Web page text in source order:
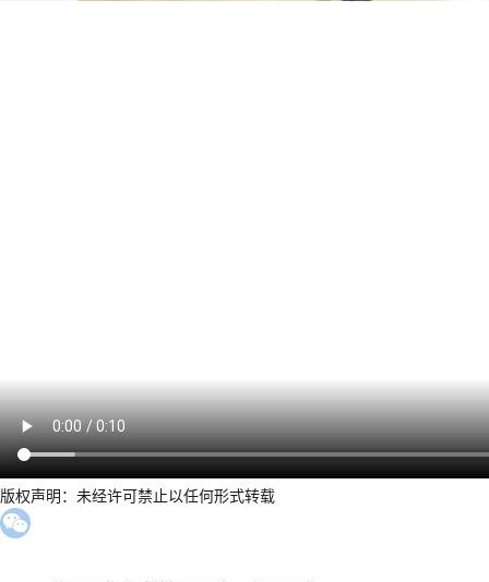
版权声明：未经许可禁止以任何形式转载